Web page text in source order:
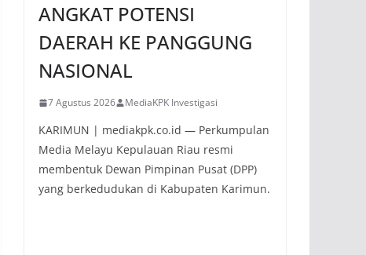
ANGKAT POTENSI
DAERAH KE PANGGUNG
NASIONAL
7 Agustus 2026 MediaKPK Investigasi
KARIMUN | mediakpk.co.id — Perkumpulan
Media Melayu Kepulauan Riau resmi
membentuk Dewan Pimpinan Pusat (DPP)
yang berkedudukan di Kabupaten Karimun.